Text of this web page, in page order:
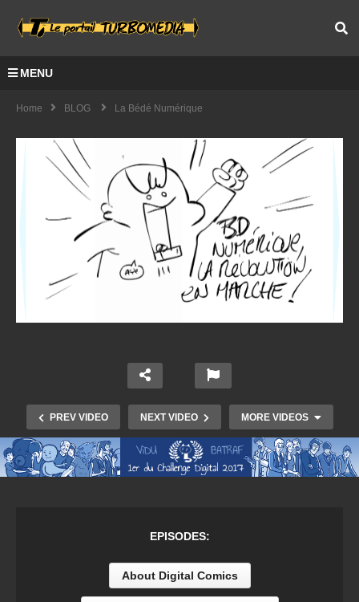
MENU
Home BLOG La Bédé Numérique
PREV VIDEO NEXT VIDEO MORE VIDEOS
EPISODES:
About Digital Comics